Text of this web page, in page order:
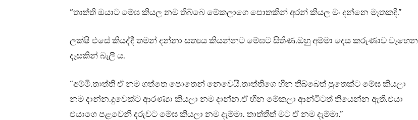
“තාත්ති ඔයාට මේඝ කියල නම තිබ්බෙ මේකලාගෙ පොතකින් අරන් කියල මං දන්නෙ මෑතකදි.”
ලක්ෂි එසේ කියද්දී තමන් දන්නා සත්‍යය කියන්නට මේඝට සිතිණ.ඔහු අම්මා දෙස කරුණාව වෑහෙන
දෑසකින් බැලී ය.
“අම්මි,තාත්ති ඒ නම ගත්තෙ පොතෙන් නෙවෙයි.තාත්තිගෙ හීන තිබ්බෙත් පුතෙක්ට මේඝ කියලා
නම දාන්න.දුවෙක්ට ආරණ්‍යා කියලා නම දාන්න.ඒ හීන මේකලා ආන්ටිටත් තියෙන්න ඇති.එයා
එයාගෙ පළවෙනි දරුවට මේඝ කියලා නම දැම්මා. තාත්තිත් මට ඒ නම දැම්මා.”